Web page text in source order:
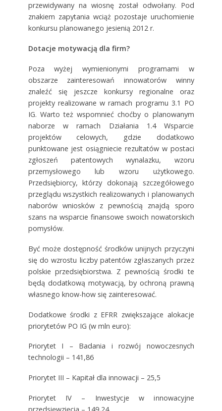
przewidywany na wiosnę został odwołany. Pod
znakiem zapytania wciąż pozostaje uruchomienie
konkursu planowanego jesienią 2012 r.
Dotacje motywacją dla firm?
Poza wyżej wymienionymi programami w
obszarze zainteresowań innowatorów winny
znaleźć się jeszcze konkursy regionalne oraz
projekty realizowane w ramach programu 3.1 PO
IG. Warto też wspomnieć choćby o planowanym
naborze w ramach Działania 1.4 Wsparcie
projektów celowych, gdzie dodatkowo
punktowane jest osiągniecie rezultatów w postaci
zgłoszeń patentowych wynalazku, wzoru
przemysłowego lub wzoru użytkowego.
Przedsiębiorcy, którzy dokonają szczegółowego
przeglądu wszystkich realizowanych i planowanych
naborów wniosków z pewnością znajdą sporo
szans na wsparcie finansowe swoich nowatorskich
pomysłów.
Być może dostępność środków unijnych przyczyni
się do wzrostu liczby patentów zgłaszanych przez
polskie przedsiębiorstwa. Z pewnością środki te
będą dodatkową motywacją, by ochroną prawną
własnego know-how się zainteresować.
Dodatkowe środki z EFRR zwiększające alokacje
priorytetów PO IG (w mln euro):
Priorytet I – Badania i rozwój nowoczesnych
technologii – 141,86
Priorytet III – Kapitał dla innowacji – 25,5
Priorytet IV – Inwestycje w innowacyjne